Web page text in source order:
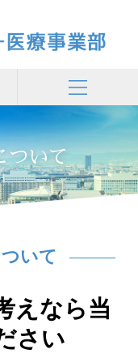
ついて
いて
えなら当
さい